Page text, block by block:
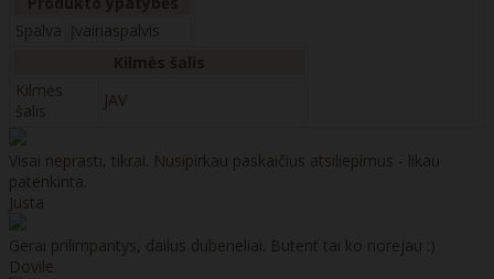
Spalva
Įvairiaspalvis
Kilmės
šalis
JAV
Visai neprasti, tikrai. Nusipirkau paskaičius atsiliepimus - likau
patenkinta.
Justa
Gerai prilimpantys, dailus dubeneliai. Butent tai ko norejau :)
Dovile